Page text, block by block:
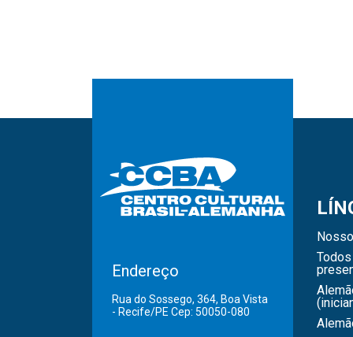
Endereço
Rua do Sossego, 364, Boa Vista
- Recife/PE Cep: 50050-080